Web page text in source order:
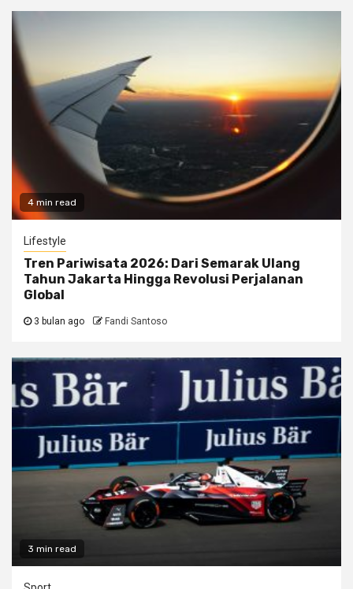
4 min read
Lifestyle
Tren Pariwisata 2026: Dari Semarak Ulang
Tahun Jakarta Hingga Revolusi Perjalanan
Global
3 bulan ago Fandi Santoso
3 min read